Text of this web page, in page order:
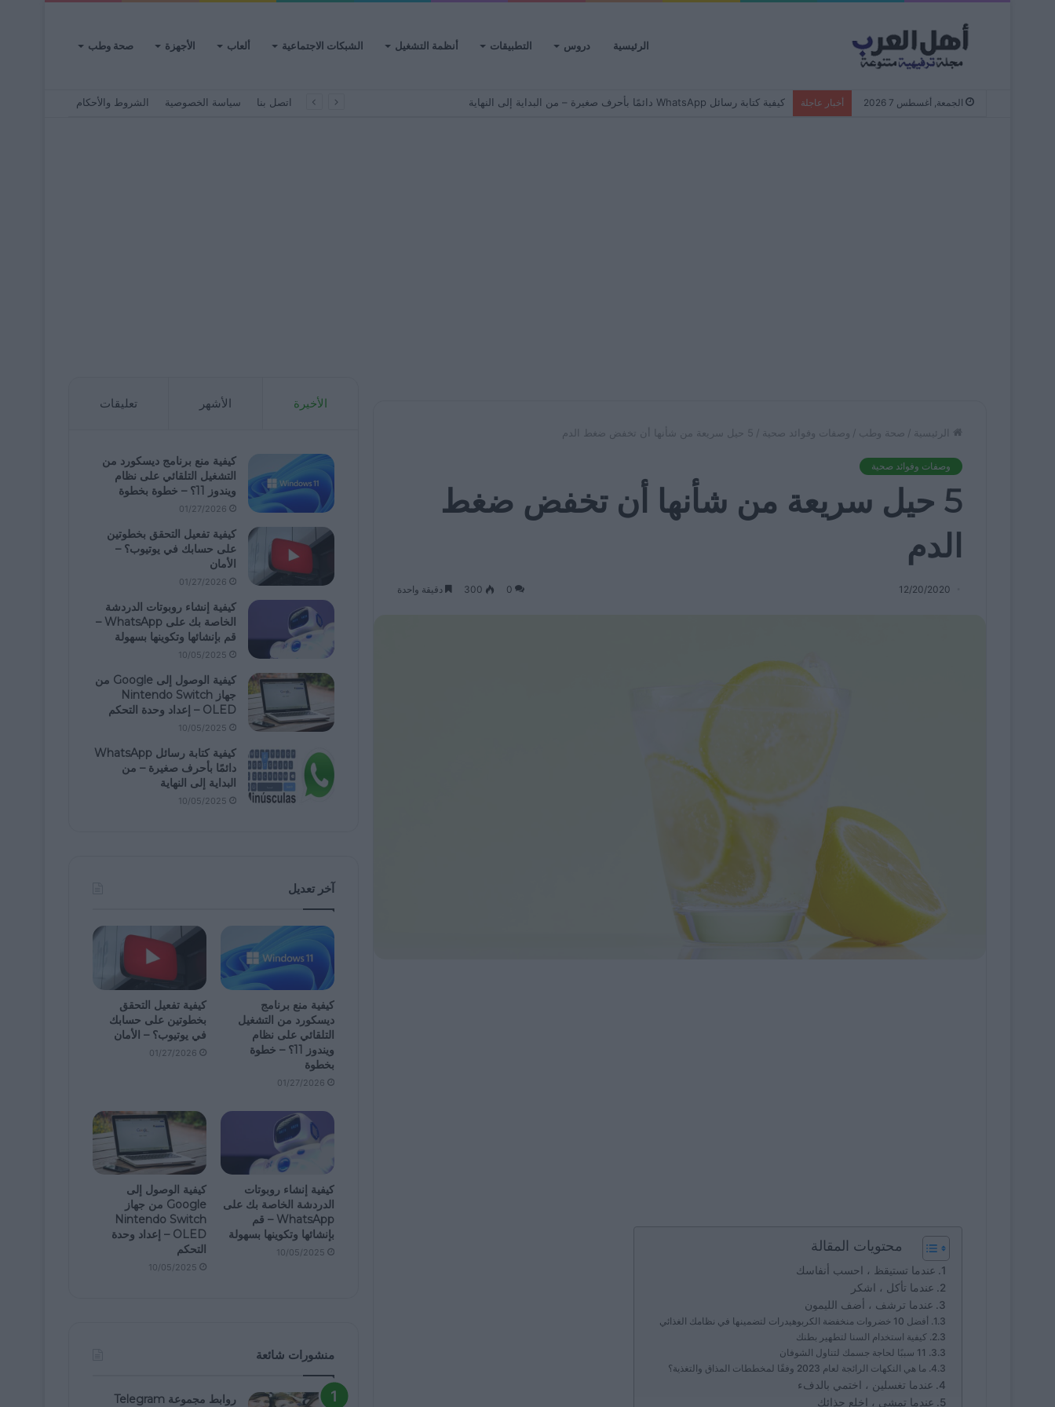
الرئيسية دروس التطبيقات أنظمة التشغيل الشبكات الاجتماعية ألعاب الأجهزة صحة وطب
الجمعة, أغسطس 7 2026 أخبار عاجلة كيفية كتابة رسائل WhatsApp دائمًا بأحرف صغيرة – من البداية إلى النهاية اتصل بنا سياسة الخصوصية الشروط والأحكام
الرئيسية / صحة وطب / وصفات وفوائد صحية / 5 حيل سريعة من شأنها أن تخفض ضغط الدم
وصفات وفوائد صحية
5 حيل سريعة من شأنها أن تخفض ضغط
الدم
12/20/2020
0
300 دقيقة واحدة
محتويات المقالة
عندما تستيقظ ، احسب أنفاسك
عندما تأكل ، اشكر
عندما ترشف ، أضف الليمون
أفضل 10 خضروات منخفضة الكربوهيدرات لتضمينها في نظامك الغذائي
كيفية استخدام السنا لتطهير بطنك
11 سببًا لحاجة جسمك لتناول الشوفان
ما هي النكهات الرائجة لعام 2023 وفقًا لمخططات المذاق والتغذية؟
عندما تغسلين ، اختمي بالدفء
عندما تمشي ، اخلع حذائك
الأخيرة الأشهر تعليقات
كيفية منع برنامج ديسكورد من
التشغيل التلقائي على نظام
ويندوز 11؟ – خطوة بخطوة
01/27/2026
كيفية تفعيل التحقق بخطوتين
على حسابك في يوتيوب؟ –
الأمان
01/27/2026
كيفية إنشاء روبوتات الدردشة
الخاصة بك على WhatsApp –
قم بإنشائها وتكوينها بسهولة
10/05/2025
كيفية الوصول إلى Google من
جهاز Nintendo Switch
OLED – إعداد وحدة التحكم
10/05/2025
كيفية كتابة رسائل WhatsApp
دائمًا بأحرف صغيرة – من
البداية إلى النهاية
10/05/2025
آخر تعديل
كيفية منع برنامج
ديسكورد من التشغيل
التلقائي على نظام
ويندوز 11؟ – خطوة
بخطوة
01/27/2026
كيفية تفعيل التحقق
بخطوتين على حسابك
في يوتيوب؟ – الأمان
01/27/2026
كيفية إنشاء روبوتات
الدردشة الخاصة بك على
WhatsApp – قم
بإنشائها وتكوينها بسهولة
10/05/2025
كيفية الوصول إلى
Google من جهاز
Nintendo Switch
OLED – إعداد وحدة
التحكم
10/05/2025
منشورات شائعة
روابط مجموعة Telegram